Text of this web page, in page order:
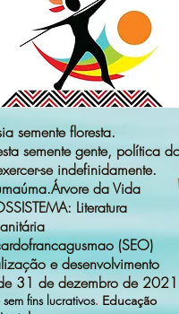
semente floresta.
semente gente, política
se indefinidamente.
da Vida
Literatura
(SEO)
e desenvolvimento
31 de dezembro de 2021
sem fins lucrativos. Educação